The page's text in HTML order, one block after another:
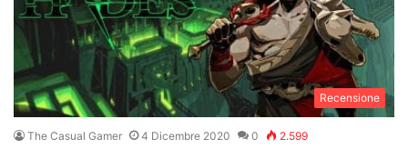
Recensione
The Casual Gamer 4 Dicembre 2020 0 2.599